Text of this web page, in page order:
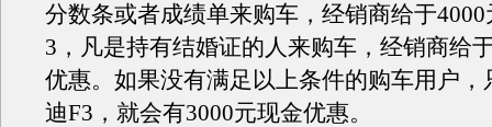
分数条或者成绩单来购车，经销商给于
3，凡是持有结婚证的人来购车，经销商给
优惠。如果没有满足以上条件的购车用户，
迪F3，就会有3000元现金优惠。